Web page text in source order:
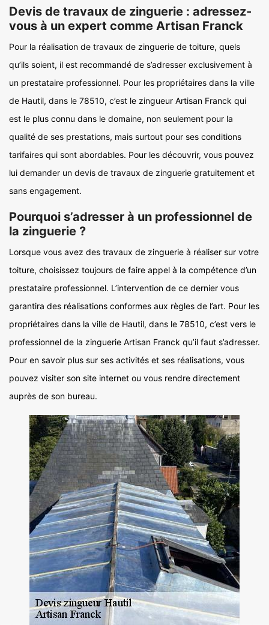
Devis de travaux de zinguerie : adressez-
vous à un expert comme Artisan Franck
Pour la réalisation de travaux de zinguerie de toiture, quels
qu’ils soient, il est recommandé de s’adresser exclusivement à
un prestataire professionnel. Pour les propriétaires dans la ville
de Hautil, dans le 78510, c’est le zingueur Artisan Franck qui
est le plus connu dans le domaine, non seulement pour la
qualité de ses prestations, mais surtout pour ses conditions
tarifaires qui sont abordables. Pour les découvrir, vous pouvez
lui demander un devis de travaux de zinguerie gratuitement et
sans engagement.
Pourquoi s’adresser à un professionnel de
la zinguerie ?
Lorsque vous avez des travaux de zinguerie à réaliser sur votre
toiture, choisissez toujours de faire appel à la compétence d’un
prestataire professionnel. L’intervention de ce dernier vous
garantira des réalisations conformes aux règles de l’art. Pour les
propriétaires dans la ville de Hautil, dans le 78510, c’est vers le
professionnel de la zinguerie Artisan Franck qu’il faut s’adresser.
Pour en savoir plus sur ses activités et ses réalisations, vous
pouvez visiter son site internet ou vous rendre directement
auprès de son bureau.